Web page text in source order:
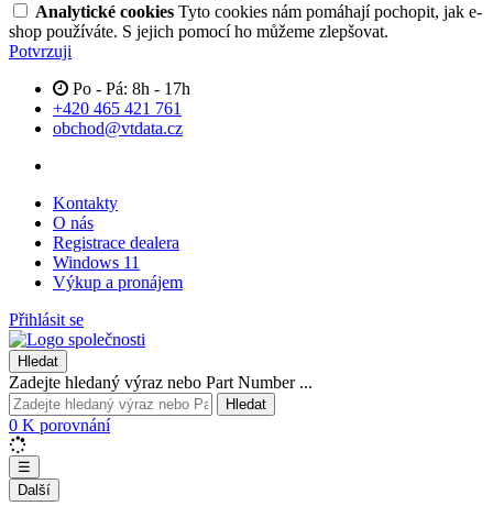
Analytické cookies Tyto cookies nám pomáhají pochopit, jak e-
shop používáte. S jejich pomocí ho můžeme zlepšovat.
Potvrzuji
Po - Pá: 8h - 17h
+420 465 421 761
obchod@vtdata.cz
Kontakty
O nás
Registrace dealera
Windows 11
Výkup a pronájem
Přihlásit se
Hledat
Zadejte hledaný výraz nebo Part Number ...
Hledat
0 K porovnání
☰
Další